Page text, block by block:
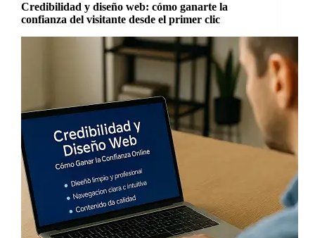
Credibilidad y diseño web: cómo ganarte la
confianza del visitante desde el primer clic